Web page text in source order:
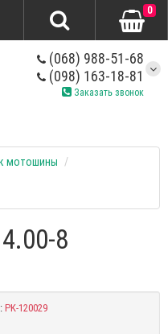
(068) 988-51-68
(098) 163-18-81
Заказать звонок
0
мотошины
8
PK-120029